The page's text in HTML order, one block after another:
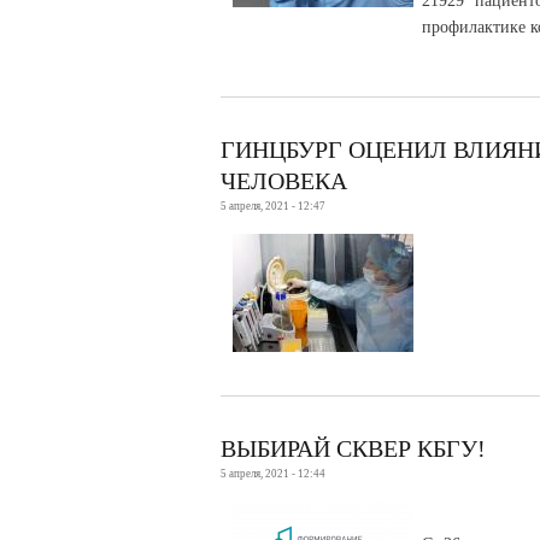
профилактике
ГИНЦБУРГ ОЦЕНИЛ
ЧЕЛОВЕКА
5 апреля, 2021 - 12:47
ВЫБИРАЙ СКВЕР КБГУ!
5 апреля, 2021 - 12:44